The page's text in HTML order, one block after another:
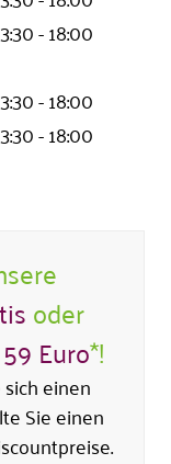
- 18:00
- 18:00
- 18:00
oder
59 Euro*!
einen
Sie einen